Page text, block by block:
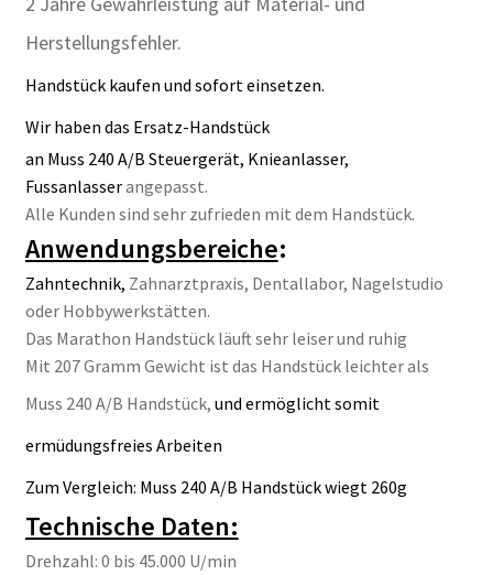
Herstellungsfehler.
Handstück kaufen und sofort einsetzen.
Wir haben das Ersatz-Handstück
an Muss 240 A/B Steuergerät, Knieanlasser,
Fussanlasserangepasst.
Alle Kunden sind sehr zufrieden mit dem Handstück.
Anwendungsbereiche:
Zahntechnik, Zahnarztpraxis, Dentallabor, Nagelstudio
oder Hobbywerkstätten.
Das Marathon Handstück läuft sehr leiser und ruhig
Mit 207 Gramm Gewicht ist das Handstück leichter als
Muss 240 A/B Handstück, und ermöglicht somit
ermüdungsfreies Arbeiten
Zum Vergleich: Muss 240 A/B Handstück wiegt 260g
Technische Daten:
Drehzahl: 0 bis 45.000 U/min